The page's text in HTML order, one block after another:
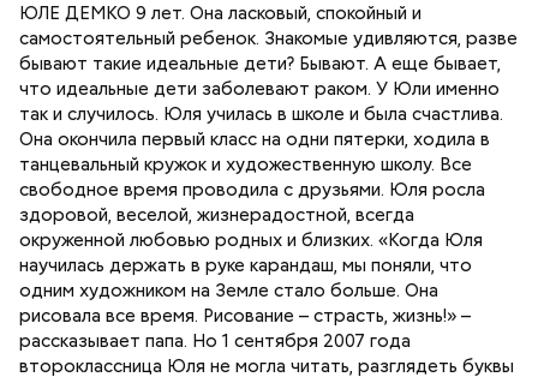
ЮЛЕ ДЕМКО 9 лет. Она ласковый, спокойный и
самостоятельный ребенок. Знакомые удивляются, разве
бывают такие идеальные дети? Бывают. А еще бывает,
что идеальные дети заболевают раком. У Юли именно
так и случилось. Юля училась в школе и была счастлива.
Она окончила первый класс на одни пятерки, ходила в
танцевальный кружок и художественную школу. Все
свободное время проводила с друзьями. Юля росла
здоровой, веселой, жизнерадостной, всегда
окруженной любовью родных и близких. «Когда Юля
научилась держать в руке карандаш, мы поняли, что
одним художником на Земле стало больше. Она
рисовала все время. Рисование – страсть, жизнь!» –
рассказывает папа. Но 1 сентября 2007 года
второклассница Юля не могла читать, разглядеть буквы